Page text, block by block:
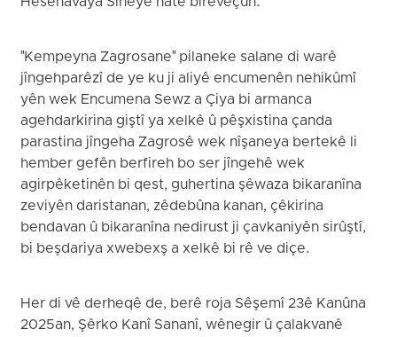
"Kempeyna Zagrosane" pilaneke salane di warê
jîngehparêzî de ye ku ji aliyê encumenên nehikûmî
yên wek Encumena Sewz a Çiya bi armanca
agehdarkirina giştî ya xelkê û pêşxistina çanda
parastina jîngeha Zagrosê wek nîşaneya bertekê li
hember gefên berfireh bo ser jîngehê wek
agirpêketinên bi qest, guhertina şêwaza bikaranîna
zeviyên daristanan, zêdebûna kanan, çêkirina
bendavan û bikaranîna nedirust ji çavkaniyên sirûştî,
bi beşdariya xwebexş a xelkê bi rê ve diçe.
Her di vê derheqê de, berê roja Sêşemî 23ê Kanûna
2025an, Şêrko Kanî Sananî, wênegir û çalakvanê